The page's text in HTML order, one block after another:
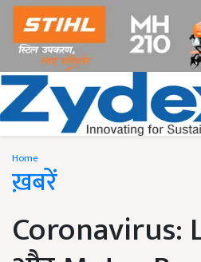
Home
ख़बरें
Coronavirus: